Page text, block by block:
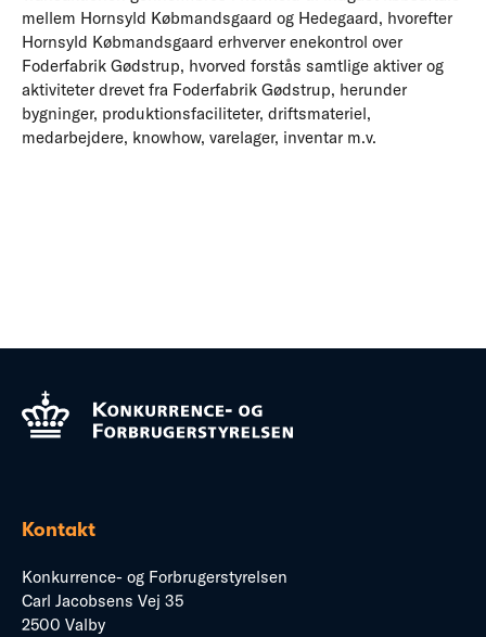
mellem Hornsyld Købmandsgaard og Hedegaard, hvorefter
Hornsyld Købmandsgaard erhverver enekontrol over
Foderfabrik Gødstrup, hvorved forstås samtlige aktiver og
aktiviteter drevet fra Foderfabrik Gødstrup, herunder
bygninger, produktionsfaciliteter, driftsmateriel,
medarbejdere, knowhow, varelager, inventar m.v.
Kontakt
Konkurrence- og Forbrugerstyrelsen
Carl Jacobsens Vej 35
2500 Valby